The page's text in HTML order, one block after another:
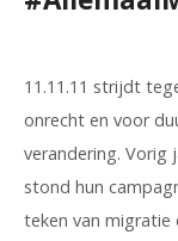
11.11.11 strijdt
onrecht en voor
verandering. Vorig
stond hun
teken van migratie